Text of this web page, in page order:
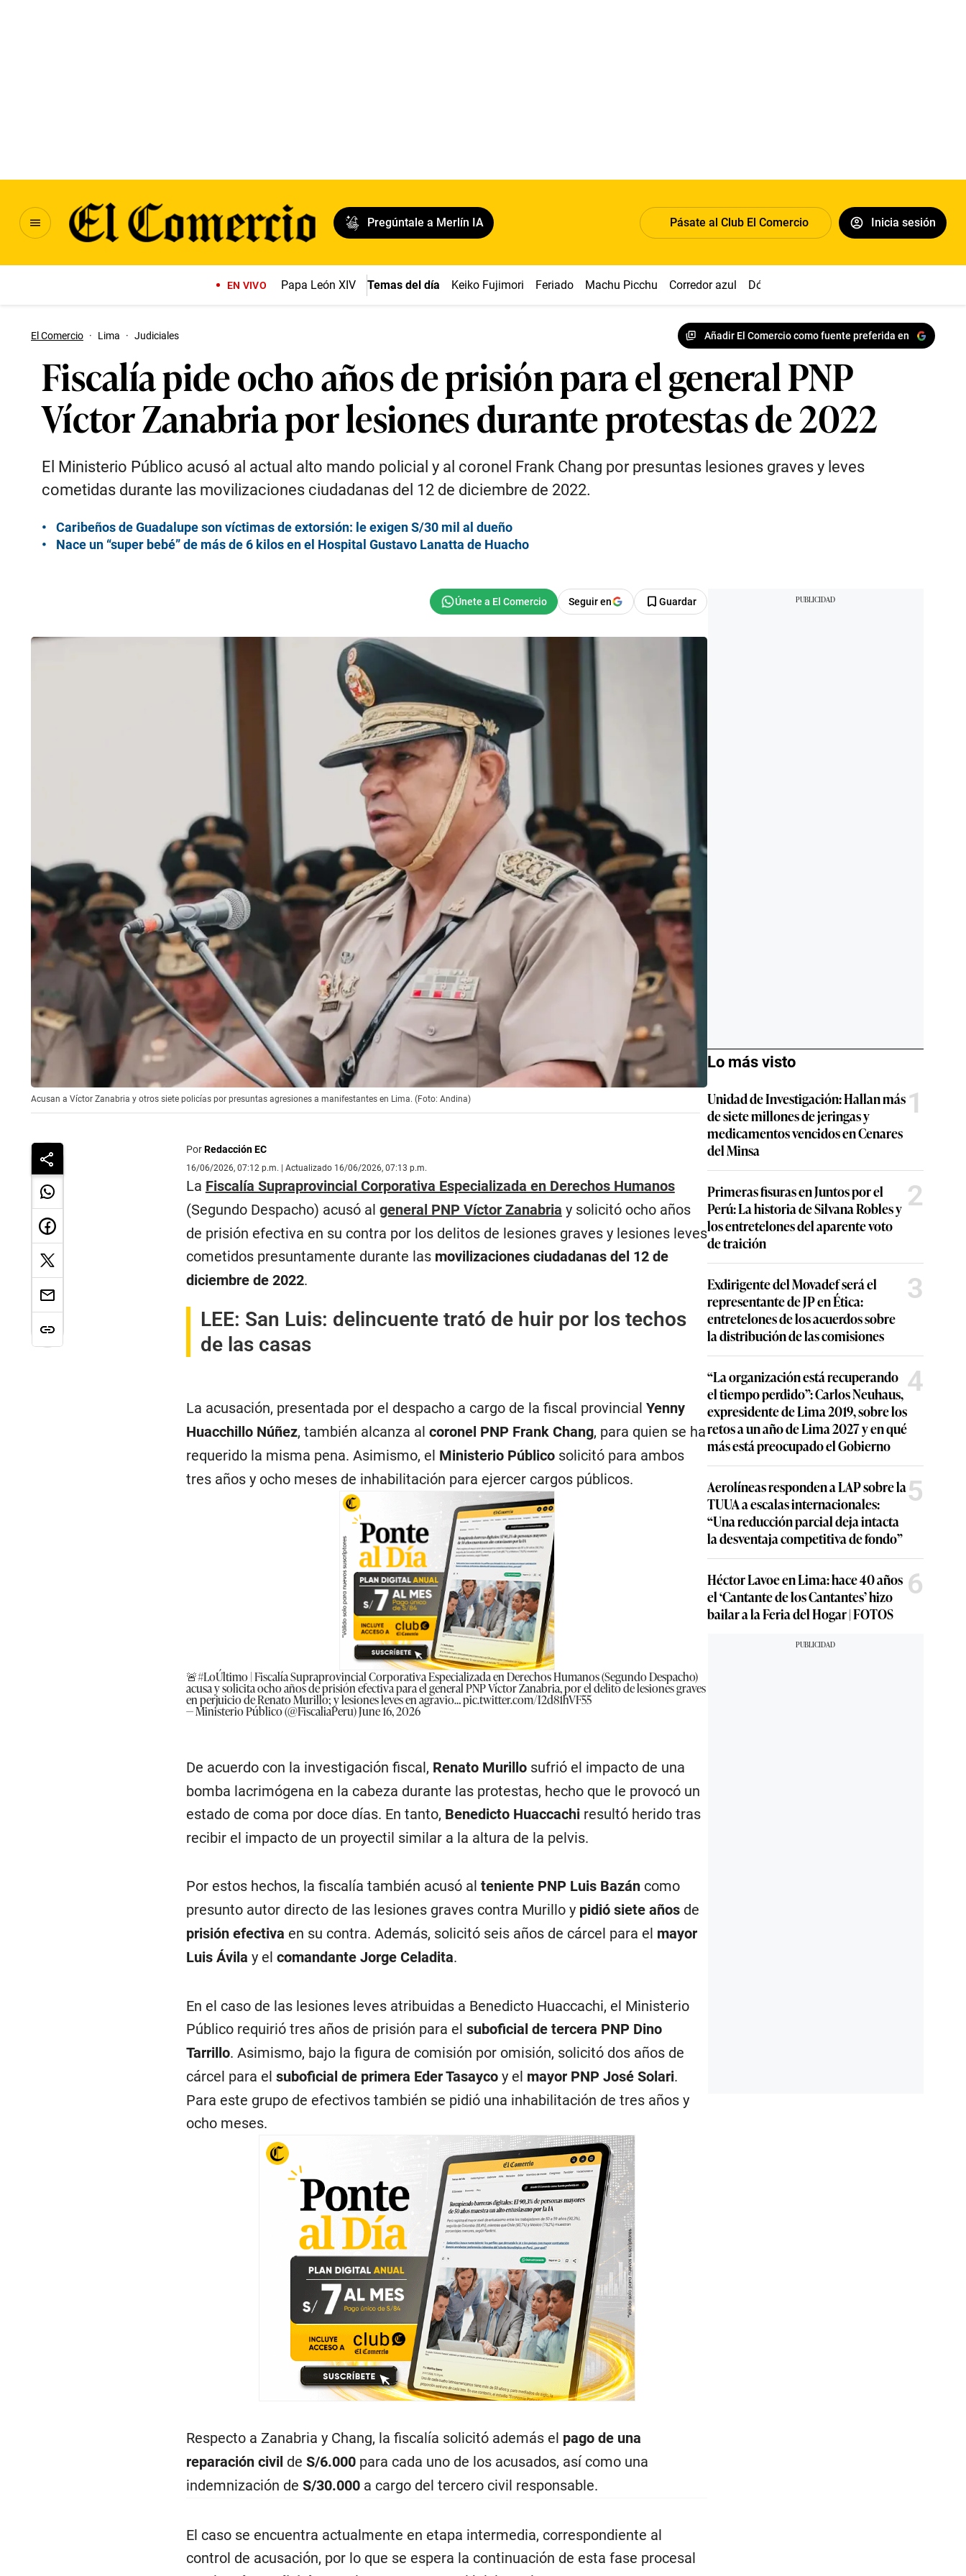
Pregúntale a Merlín IA Pásate al Club El Comercio Inicia sesión
EN VIVO Papa León XIV Temas del día Keiko Fujimori Feriado Machu Picchu Corredor azul Dólar
El Comercio · Lima · Judiciales Añadir El Comercio como fuente preferida en
Fiscalía pide ocho años de prisión para el general PNP
Víctor Zanabria por lesiones durante protestas de 2022
El Ministerio Público acusó al actual alto mando policial y al coronel Frank Chang por presuntas lesiones graves y leves
cometidas durante las movilizaciones ciudadanas del 12 de diciembre de 2022.
Caribeños de Guadalupe son víctimas de extorsión: le exigen S/30 mil al dueño
Nace un “super bebé” de más de 6 kilos en el Hospital Gustavo Lanatta de Huacho
Seguir en Guardar
Acusan a Víctor Zanabria y otros siete policías por presuntas agresiones a manifestantes en Lima. (Foto: Andina)
PorRedacción EC
16/06/2026, 07:12 p.m. | Actualizado 16/06/2026, 07:13 p.m.
La Fiscalía Supraprovincial Corporativa Especializada en Derechos Humanos
(Segundo Despacho) acusó al general PNP Víctor Zanabria y solicitó ocho años
de prisión efectiva en su contra por los delitos de lesiones graves y lesiones leves
cometidos presuntamente durante las movilizaciones ciudadanas del 12 de
diciembre de 2022.
LEE: San Luis: delincuente trató de huir por los techos
de las casas
La acusación, presentada por el despacho a cargo de la fiscal provincial Yenny
Huacchillo Núñez, también alcanza al coronel PNP Frank Chang, para quien se ha
requerido la misma pena. Asimismo, el Ministerio Públicosolicitó para ambos
tres años y ocho meses de inhabilitación para ejercer cargos públicos.
🚨#LoÚltimo| Fiscalía Supraprovincial Corporativa Especializada en Derechos Humanos (Segundo Despacho)
acusa y solicita ocho años de prisión efectiva para el general PNP Víctor Zanabria, por el delito de lesiones graves
en perjuicio de Renato Murillo; y lesiones leves en agravio…pic.twitter.com/I2d81hVF55
— Ministerio Público (@FiscaliaPeru)June 16, 2026
De acuerdo con la investigación fiscal, Renato Murillosufrió el impacto de una
bomba lacrimógena en la cabeza durante las protestas, hecho que le provocó un
estado de coma por doce días. En tanto, Benedicto Huaccachiresultó herido tras
recibir el impacto de un proyectil similar a la altura de la pelvis.
Por estos hechos, la fiscalía también acusó al teniente PNP Luis Bazáncomo
presunto autor directo de las lesiones graves contra Murillo y pidió siete añosde
prisión efectiva en su contra. Además, solicitó seis años de cárcel para el mayor
Luis Ávila y el comandante Jorge Celadita.
En el caso de las lesiones leves atribuidas a Benedicto Huaccachi, el Ministerio
Público requirió tres años de prisión para el suboficial de tercera PNP Dino
Tarrillo. Asimismo, bajo la figura de comisión por omisión, solicitó dos años de
cárcel para el suboficial de primera Eder Tasaycoy el mayor PNP José Solari.
Para este grupo de efectivos también se pidió una inhabilitación de tres años y
ocho meses.
Respecto a Zanabria y Chang, la fiscalía solicitó además el pago de una
reparación civil de S/6.000para cada uno de los acusados, así como una
indemnización de S/30.000a cargo del tercero civil responsable.
El caso se encuentra actualmente en etapa intermedia, correspondiente al
control de acusación, por lo que se espera la continuación de esta fase procesal
Lo más visto
Unidad de Investigación: Hallan más
de siete millones de jeringas y
medicamentos vencidos en Cenares
del Minsa
1
Primeras fisuras en Juntos por el
Perú: La historia de Silvana Robles y
los entretelones del aparente voto
de traición
2
Exdirigente del Movadef será el
representante de JP en Ética:
entretelones de los acuerdos sobre
la distribución de las comisiones
3
“La organización está recuperando
el tiempo perdido”: Carlos Neuhaus,
expresidente de Lima 2019, sobre los
retos a un año de Lima 2027 y en qué
más está preocupado el Gobierno
4
Aerolíneas responden a LAP sobre la
TUUA a escalas internacionales:
“Una reducción parcial deja intacta
la desventaja competitiva de fondo”
5
Héctor Lavoe en Lima: hace 40 años
el ‘Cantante de los Cantantes’ hizo
bailar a la Feria del Hogar | FOTOS
6